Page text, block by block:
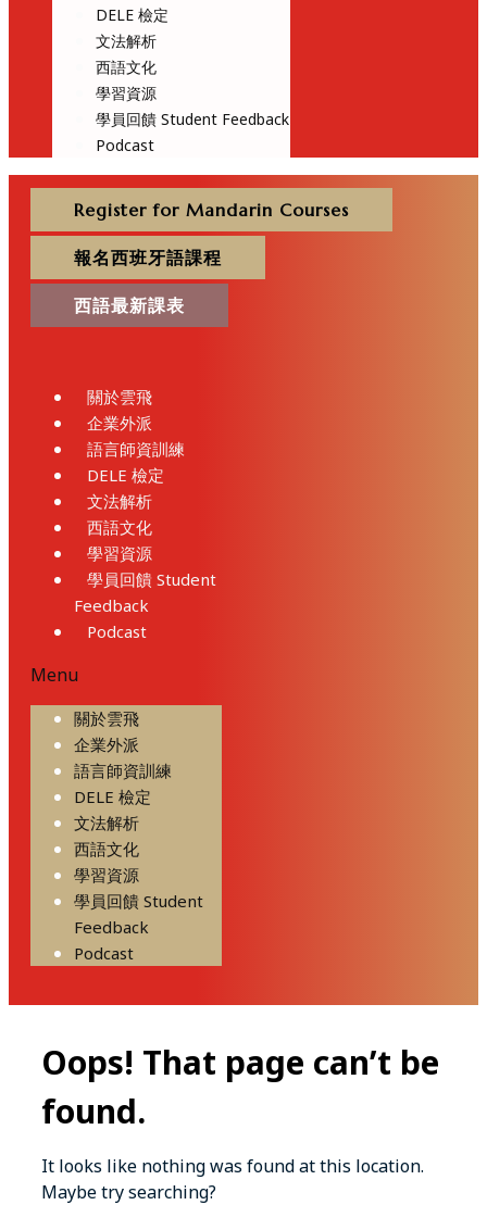
DELE 檢定
文法解析
西語文化
學習資源
學員回饋 Student Feedback
Podcast
Register for Mandarin Courses
報名西班牙語課程
西語最新課表
關於雲飛
企業外派
語言師資訓練
DELE 檢定
文法解析
西語文化
學習資源
學員回饋 Student
Feedback
Podcast
Menu
關於雲飛
企業外派
語言師資訓練
DELE 檢定
文法解析
西語文化
學習資源
學員回饋 Student
Feedback
Podcast
Oops! That page can’t be
found.
It looks like nothing was found at this location.
Maybe try searching?